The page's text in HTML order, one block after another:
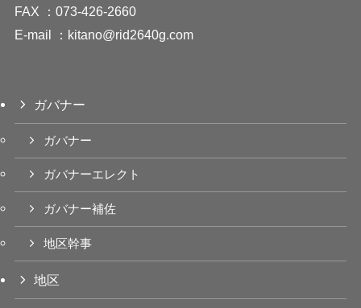
FAX ：073-426-2660
E-mail ： kitano@rid2640g.com
ガバナー
ガバナー
ガバナーエレクト
ガバナー補佐
地区幹事
地区